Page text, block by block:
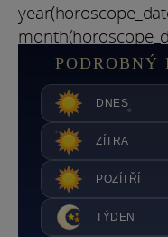
PODROBNÝ
DNES
ZÍTRA
POZÍTŘÍ
TÝDEN